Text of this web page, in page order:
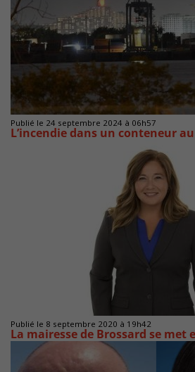
Publié le 24 septembre 2024 à 06h57
L’incendie dans un conteneur
Publié le 8 septembre 2020 à 19h42
La mairesse de Brossard se met